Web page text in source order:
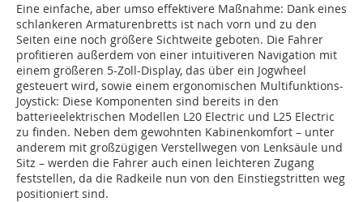
Eine einfache, aber umso effektivere Maßnahme: Dank eines
schlankeren Armaturenbretts ist nach vorn und zu den
Seiten eine noch größere Sichtweite geboten. Die Fahrer
profitieren außerdem von einer intuitiveren Navigation mit
einem größeren 5-Zoll-Display, das über ein Jogwheel
gesteuert wird, sowie einem ergonomischen Multifunktions-
Joystick: Diese Komponenten sind bereits in den
batterieelektrischen Modellen L20 Electric und L25 Electric
zu finden. Neben dem gewohnten Kabinenkomfort – unter
anderem mit großzügigen Verstellwegen von Lenksäule und
Sitz – werden die Fahrer auch einen leichteren Zugang
feststellen, da die Radkeile nun von den Einstiegstritten weg
positioniert sind.